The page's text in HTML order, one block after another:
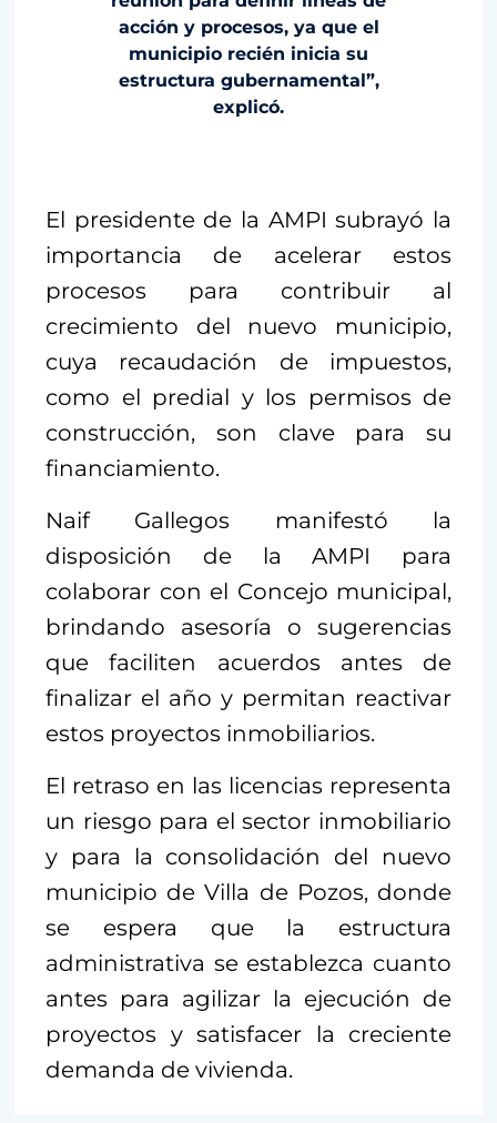
acción y procesos, ya que el
municipio recién inicia su
estructura gubernamental”,
explicó.
El presidente de la AMPI subrayó la
importancia de acelerar estos
procesos para contribuir al
crecimiento del nuevo municipio,
cuya recaudación de impuestos,
como el predial y los permisos de
construcción, son clave para su
financiamiento.
Naif Gallegos manifestó la
disposición de la AMPI para
colaborar con el Concejo municipal,
brindando asesoría o sugerencias
que faciliten acuerdos antes de
finalizar el año y permitan reactivar
estos proyectos inmobiliarios.
El retraso en las licencias representa
un riesgo para el sector inmobiliario
y para la consolidación del nuevo
municipio de Villa de Pozos, donde
se espera que la estructura
administrativa se establezca cuanto
antes para agilizar la ejecución de
proyectos y satisfacer la creciente
demanda de vivienda.